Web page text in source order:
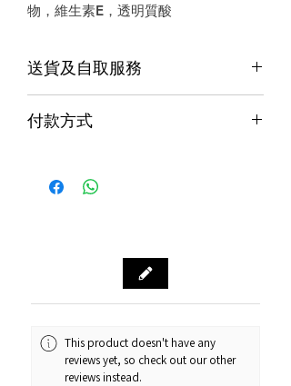
物，維生素E，透明質酸
送貨及自取服務
本地速遞
順豐到付/自取點
門市資料：觀塘秀茂坪商場街市74A號
Whatsapp：34811128
訂購及送貨時間
付款方式
Alipay支付寶 / WeChat Pay微信支付 /
Octopus八達通 / Fps轉數快
This product doesn't have any
reviews yet, so check out our other
reviews instead.